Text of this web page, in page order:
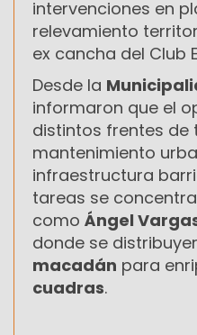
intervenciones en
relevamiento
ex cancha del Club
Desde la
informaron que el
distintos frentes de
mantenimiento
infraestructura
tareas se
como Ángel
donde se
macadán para
cuadras.